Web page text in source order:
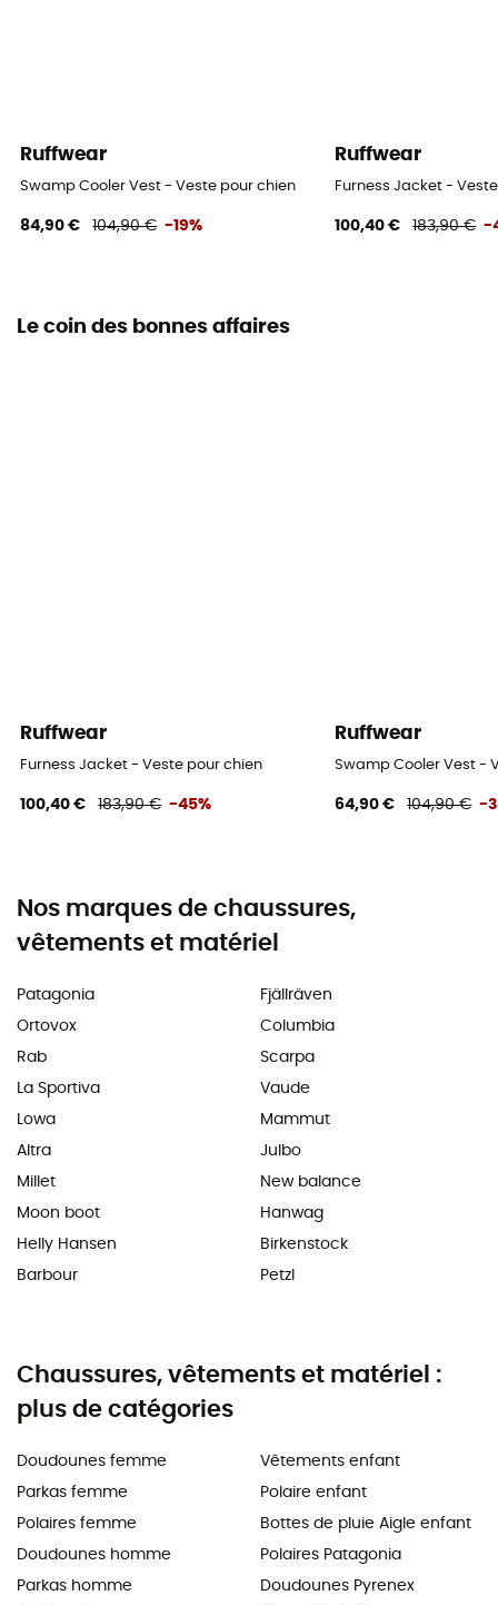
Ruffwear
Swamp Cooler Vest - Veste pour chien
84,90 € 104,90 € -19%
Ruffwear
Furness Jacket -
100,40 € 183,90 € -
Le coin des bonnes affaires
Ruffwear
Furness Jacket - Veste pour chien
100,40 € 183,90 € -45%
Ruffwear
Swamp Cooler Vest -
64,90 € 104,90 € -
Nos marques de chaussures,
vêtements et matériel
Patagonia
Ortovox
Rab
La Sportiva
Lowa
Altra
Millet
Moon boot
Helly Hansen
Barbour
Fjällräven
Columbia
Scarpa
Vaude
Mammut
Julbo
New balance
Hanwag
Birkenstock
Petzl
Chaussures, vêtements et matériel :
plus de catégories
Doudounes femme
Parkas femme
Polaires femme
Doudounes homme
Parkas homme
Vêtements enfant
Polaire enfant
Bottes de pluie Aigle enfant
Polaires Patagonia
Doudounes Pyrenex